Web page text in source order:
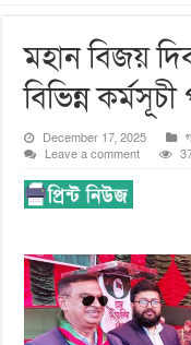
মহান বিজয়
বিভিন্ন
December 17, 2025
Leave a comment